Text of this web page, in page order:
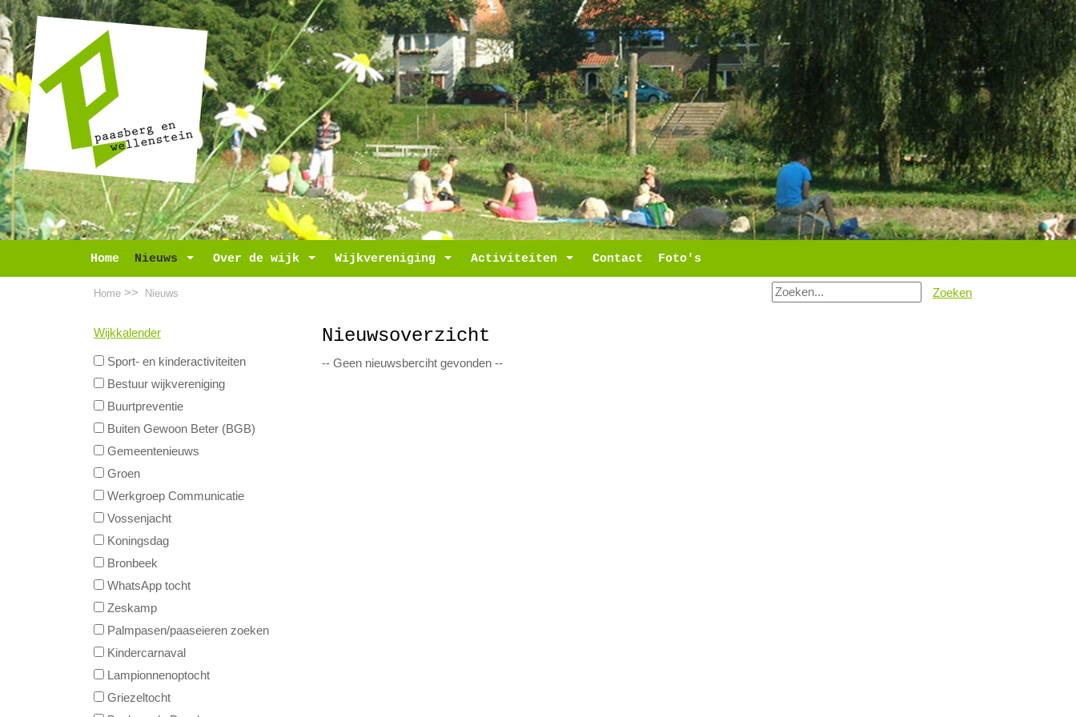
Home Nieuws Toggle Dropdown
Over de wijk Toggle Dropdown
Wijkvereniging Toggle Dropdown
Activiteiten Toggle Dropdown
Contact Foto's
Home >> Nieuws Zoeken
Wijkkalender
Sport- en kinderactiviteiten
Bestuur wijkvereniging
Buurtpreventie
Buiten Gewoon Beter (BGB)
Gemeentenieuws
Groen
Werkgroep Communicatie
Vossenjacht
Koningsdag
Bronbeek
WhatsApp tocht
Zeskamp
Palmpasen/paaseieren zoeken
Kindercarnaval
Lampionnenoptocht
Griezeltocht
Nieuwsoverzicht
-- Geen nieuwsberciht gevonden --